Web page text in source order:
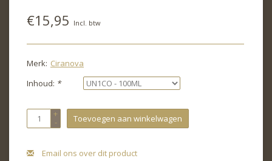
€15,95 Incl. btw
Merk: Ciranova
Inhoud: *
+
- Toevoegen aan winkelwagen
Email ons over dit product